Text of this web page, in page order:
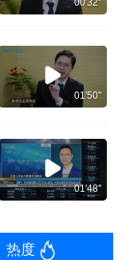
00'32''
01'50''
01'48''
热度